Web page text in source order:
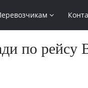
по рейсу